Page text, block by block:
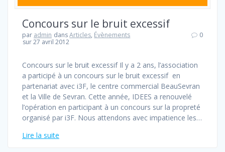
Concours sur le bruit excessif
par admin dansArticles, Évènements
sur 27 avril 2012
0
Concours sur le bruit excessif Il y a 2 ans, l’association
a participé à un concours sur le bruit excessif en
partenariat avec i3F, le centre commercial BeauSevran
et la Ville de Sevran. Cette année, IDEES a renouvelé
l’opération en participant à un concours sur la propreté
organisé par i3F. Nous attendons avec impatience les…
Lire la suite